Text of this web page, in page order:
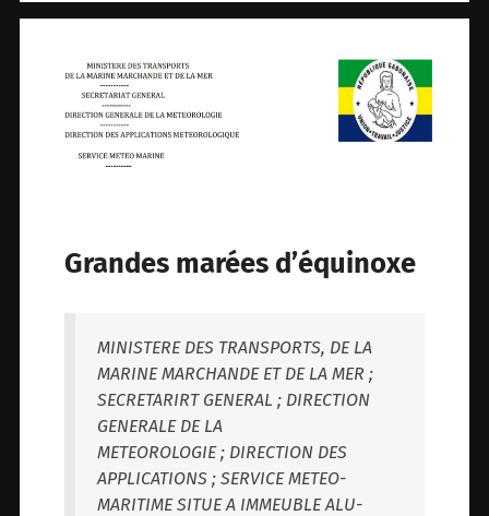
Grandes marées d’équinoxe
MINISTERE DES TRANSPORTS, DE LA
MARINE MARCHANDE ET DE LA MER ;
SECRETARIRT GENERAL ; DIRECTION
GENERALE DE LA
METEOROLOGIE ; DIRECTION DES
APPLICATIONS ; SERVICE METEO-
MARITIME SITUE A IMMEUBLE ALU-